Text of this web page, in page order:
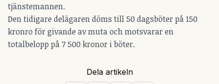
tjänstemannen.
Den tidigare delägaren döms till 50 dagsböter på 150
kronro för givande av muta och motsvarar en
totalbelopp på 7 500 kronor i böter.
Dela artikeln